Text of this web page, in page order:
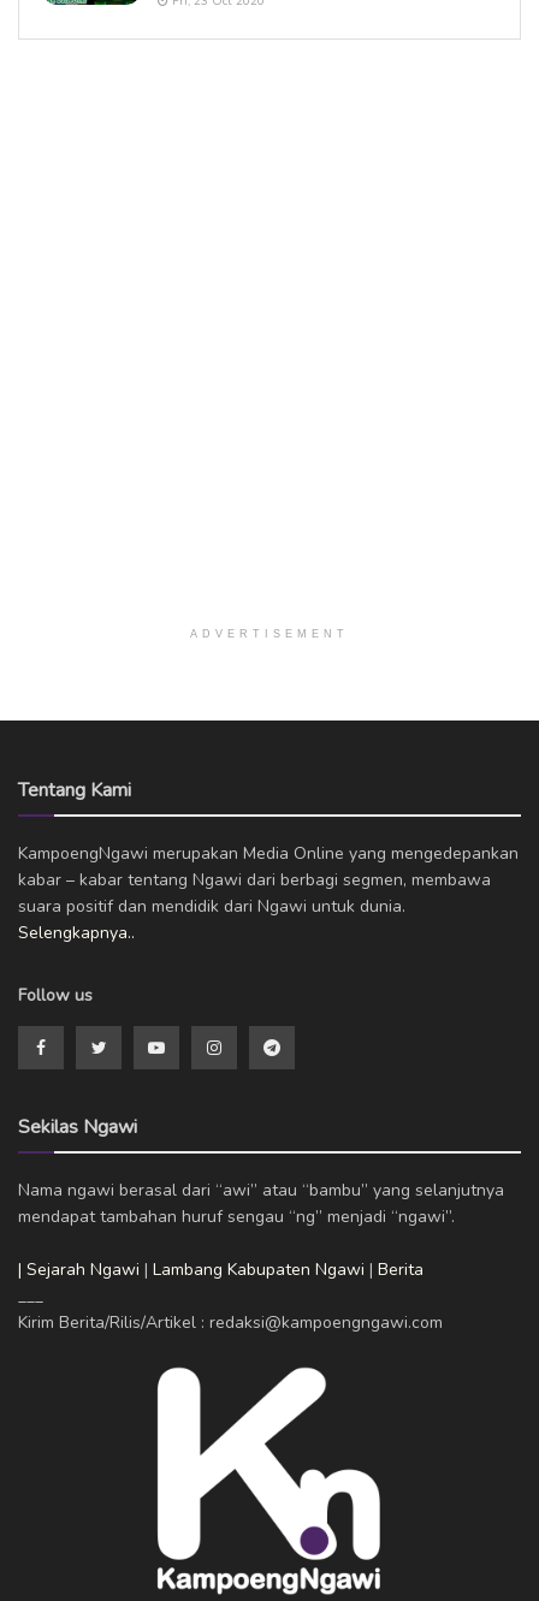
ADVERTISEMENT
Tentang Kami
KampoengNgawi merupakan Media Online yang mengedepankan
kabar – kabar tentang Ngawi dari berbagi segmen, membawa
suara positif dan mendidik dari Ngawi untuk dunia.
Selengkapnya..
Follow us
Sekilas Ngawi
Nama ngawi berasal dari “awi” atau “bambu” yang selanjutnya
mendapat tambahan huruf sengau “ng” menjadi “ngawi”.
| Sejarah Ngawi | Lambang Kabupaten Ngawi | Berita
___
Kirim Berita/Rilis/Artikel : redaksi@kampoengngawi.com